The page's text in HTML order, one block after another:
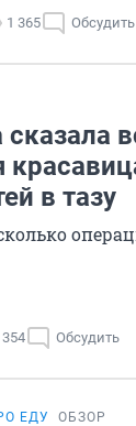
1 365 Обсудить
в тазу
354 Обсудить
ЕДУ ОБЗОР